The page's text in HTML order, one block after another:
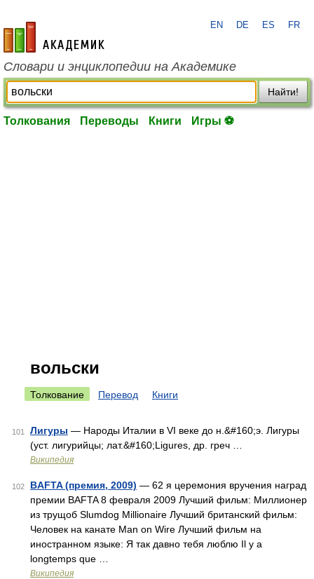
academic.ru
EN DE ES FR
Словари и энциклопедии на Академике
Найти!
Толкования Переводы Книги Игры ⚽
вольски
Толкование Перевод Книги
101 Лигуры — Народы Италии в VI веке до н.&#160;э. Лигуры
(уст. лигурийцы; лат.&#160;Ligures, др. греч …
Википедия
102 BAFTA (премия, 2009) — 62 я церемония вручения наград
премии BAFTA 8 февраля 2009 Лучший фильм: Миллионер
из трущоб Slumdog Millionaire Лучший британский фильм:
Человек на канате Man on Wire Лучший фильм на
иностранном языке: Я так давно тебя люблю Il y a
longtemps que …
Википедия